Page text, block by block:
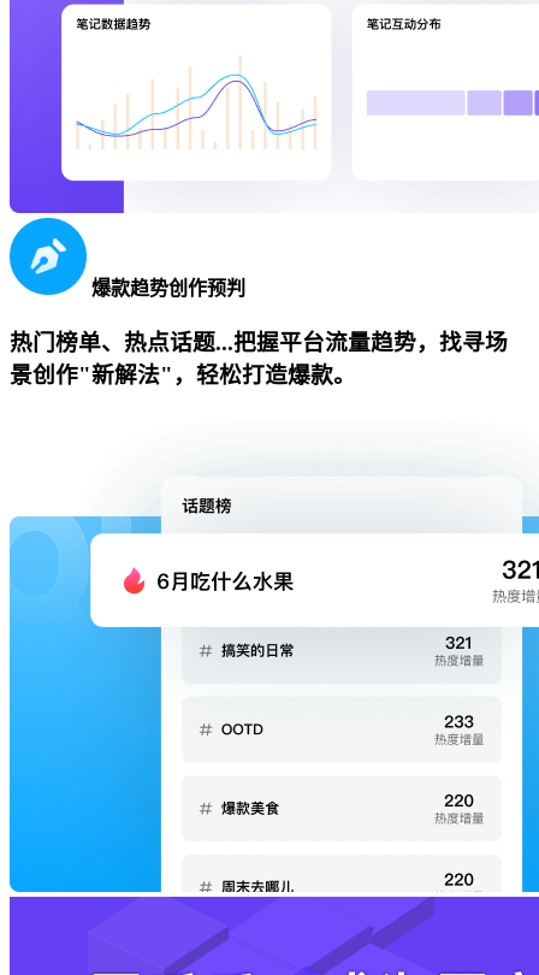
爆款趋势创作预判
热门榜单、热点话题...把握平台流量趋势，找寻场
景创作"新解法"，轻松打造爆款。